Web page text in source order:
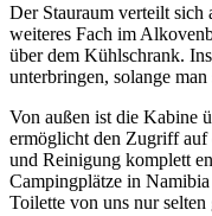
Der Stauraum verteilt sich
weiteres Fach im
über dem Kühlschrank.
unterbringen, solange
Von außen ist die Kabine
ermöglicht den Zugriff auf
und Reinigung komplett
Campingplätze in Namibia
Toilette von uns nur selten